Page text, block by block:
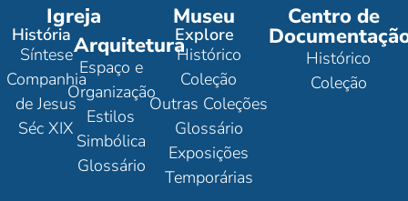
Igreja
História
Síntese
Companhia
de Jesus
Séc XIX
Arquitetura
Espaço e
Organização
Estilos
Simbólica
Glossário
Museu
Explore
Histórico
Coleção
Outras Coleções
Glossário
Exposições
Temporárias
Centro de
Histórico
Coleção